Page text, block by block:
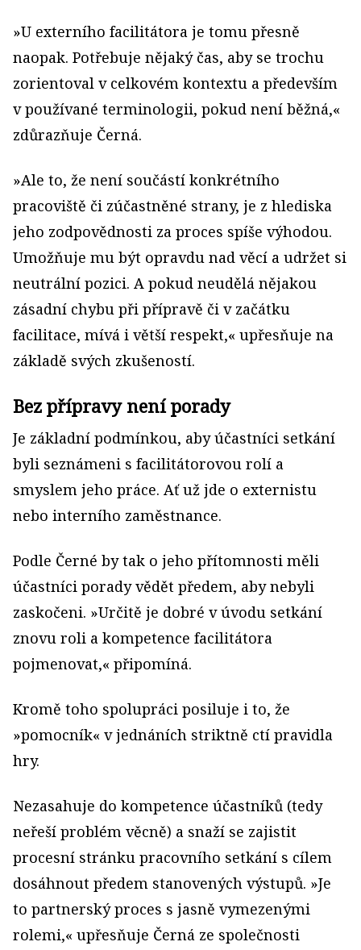
»U externího facilitátora je tomu přesně
naopak. Potřebuje nějaký čas, aby se trochu
zorientoval v celkovém kontextu a především
v používané terminologii, pokud není běžná,«
zdůrazňuje Černá.
»Ale to, že není součástí konkrétního
pracoviště či zúčastněné strany, je z hlediska
jeho zodpovědnosti za proces spíše výhodou.
Umožňuje mu být opravdu nad věcí a udržet si
neutrální pozici. A pokud neudělá nějakou
zásadní chybu při přípravě či v začátku
facilitace, mívá i větší respekt,« upřesňuje na
základě svých zkušeností.
Bez přípravy není porady
Je základní podmínkou, aby účastníci setkání
byli seznámeni s facilitátorovou rolí a
smyslem jeho práce. Ať už jde o externistu
nebo interního zaměstnance.
Podle Černé by tak o jeho přítomnosti měli
účastníci porady vědět předem, aby nebyli
zaskočeni. »Určitě je dobré v úvodu setkání
znovu roli a kompetence facilitátora
pojmenovat,« připomíná.
Kromě toho spolupráci posiluje i to, že
»pomocník« v jednáních striktně ctí pravidla
hry.
Nezasahuje do kompetence účastníků (tedy
neřeší problém věcně) a snaží se zajistit
procesní stránku pracovního setkání s cílem
dosáhnout předem stanovených výstupů. »Je
to partnerský proces s jasně vymezenými
rolemi,« upřesňuje Černá ze společnosti